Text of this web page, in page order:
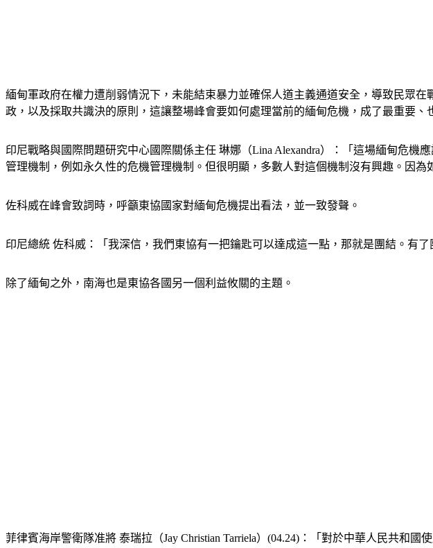
緬甸軍政府在權力遭削弱情況下，未能結束暴力並確保人道主義通道安全，導致民眾
政，以及採取共識決的原則，這讓整場峰會要如何處理當前的緬甸危機，成了最重要、
印尼戰略與國際問題研究中心國際關係主任 琳娜（Lina Alexandra）：「這場緬甸危
管理機制，例如永久性的危機管理機制。但很明顯，多數人對這個機制沒有興趣。因
佐科威在峰會致詞時，呼籲東協國家對緬甸危機提出看法，並一致發聲。
印尼總統 佐科威：「我深信，我們東協有一把鑰匙可以達成這一點，那就是團結。有
除了緬甸之外，南海也是東協各國另一個利益攸關的主題。
菲律賓海岸警衛隊准將 泰瑞拉（Jay Christian Tarriela）(04.24)：「對於中華人民共和